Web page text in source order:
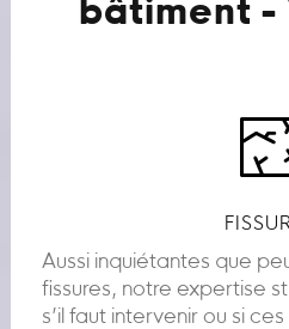
bâtiment -
Aussi inquiétantes que
fissures, notre expertise
s’il faut intervenir ou si